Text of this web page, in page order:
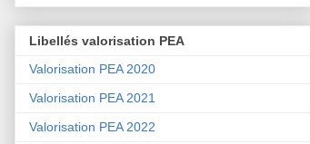
Libellés valorisation PEA
Valorisation PEA 2020
Valorisation PEA 2021
Valorisation PEA 2022